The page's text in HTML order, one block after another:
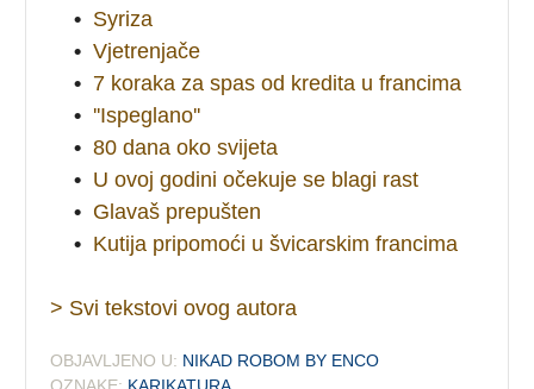
• Syriza
• Vjetrenjače
• 7 koraka za spas od kredita u francima
• ''Ispeglano''
• 80 dana oko svijeta
• U ovoj godini očekuje se blagi rast
• Glavaš prepušten
• Kutija pripomoći u švicarskim francima
> Svi tekstovi ovog autora
OBJAVLJENO U: NIKAD ROBOM BY ENCO